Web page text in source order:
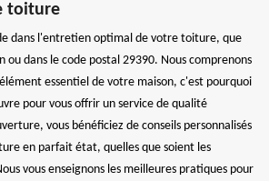
toiture
dans l'entretien optimal de votre toiture, que
ou dans le code postal 29390. Nous comprenons
essentiel de votre maison, c'est pourquoi
pour vous offrir un service de qualité
vous bénéficiez de conseils personnalisés
en parfait état, quelles que soient les
vous enseignons les meilleures pratiques pour